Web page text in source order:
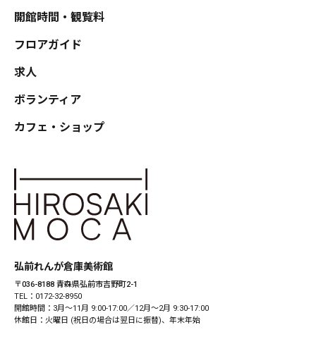
開館時間・観覧料
フロアガイド
求人
ボランティア
カフェ・ショップ
弘前れんが倉庫美術館
〒036-8188 青森県弘前市吉野町2-1
TEL：0172-32-8950
開館時間：3月〜11月 9:00-17:00／12月〜2月 9:30-17:00
休館日：火曜日 (祝日の場合は翌日に振替)、年末年始